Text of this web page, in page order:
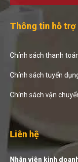
Thông tin hỗ trợ
Chính sách thanh
Chính sách tuyển
Chính sách vận
Liên hệ
Nhân viên kinh